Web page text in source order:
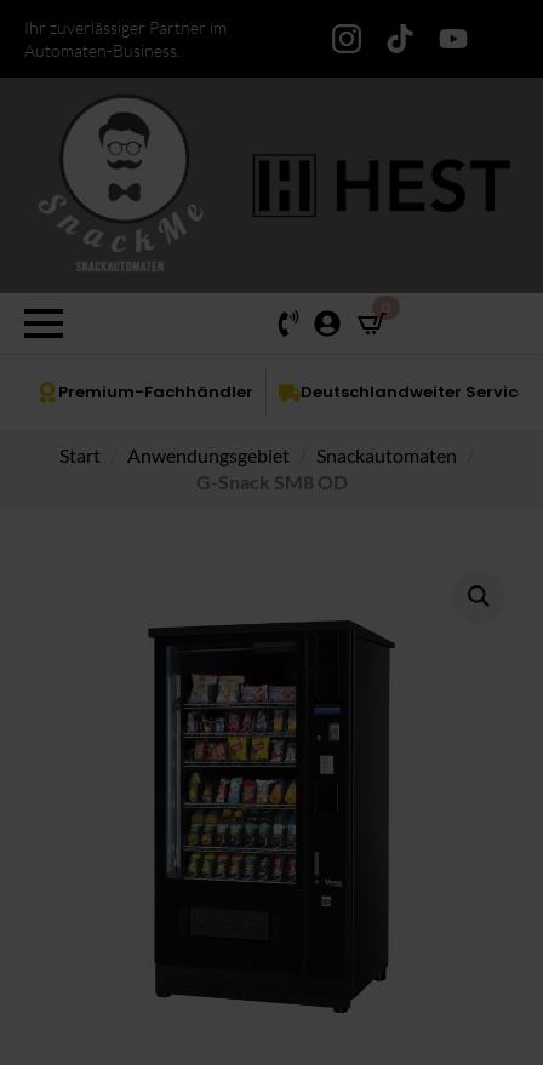
Ihr zuverlässiger Partner im
Automaten-Business.
Premium-Fachhändler Deutschlandweiter Service
Start Anwendungsgebiet
Snackautomaten
G-Snack SM8 OD